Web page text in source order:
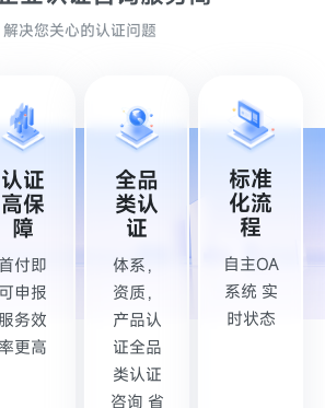
解决您关心的认证问题
认证
高保
障
首付即
可申报
服务效
率更高
全品
类认
证
体系，
资质，
产品认
证全品
类认证
咨询 省
标准
化流
程
自主OA
系统 实
时状态